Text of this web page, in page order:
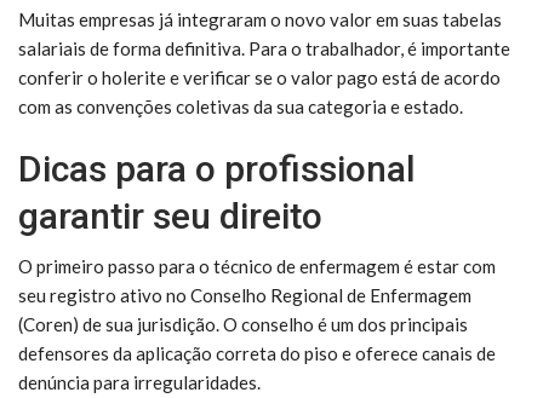
Muitas empresas já integraram o novo valor em suas tabelas
salariais de forma definitiva. Para o trabalhador, é importante
conferir o holerite e verificar se o valor pago está de acordo
com as convenções coletivas da sua categoria e estado.
Dicas para o profissional
garantir seu direito
O primeiro passo para o técnico de enfermagem é estar com
seu registro ativo no Conselho Regional de Enfermagem
(Coren) de sua jurisdição. O conselho é um dos principais
defensores da aplicação correta do piso e oferece canais de
denúncia para irregularidades.